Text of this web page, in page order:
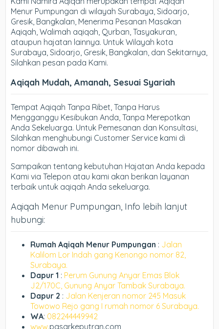
Menur Pumpungan di wilayah Surabaya, Sidoarjo,
Gresik, Bangkalan, Menerima Pesanan Masakan
Aqiqah, Walimah aqiqah, Qurban, Tasyakuran,
ataupun hajatan lainnya. Untuk Wilayah kota
Surabaya, Sidoarjo, Gresik, Bangkalan, dan Sekitarnya,
Silahkan pesan pada Kami.
Aqiqah Mudah, Amanah, Sesuai Syariah
Tempat Aqiqah Tanpa Ribet, Tanpa Harus
Mengganggu Kesibukan Anda, Tanpa Merepotkan
Anda Sekeluarga. Untuk Pemesanan dan Konsultasi,
Silahkan menghubungi Customer Service kami di
nomor dibawah ini.
Sampaikan tentang kebutuhan Hajatan Anda kepada
Kami via Telepon atau kami akan berikan layanan
terbaik untuk aqiqah Anda sekeluarga.
Aqiqah Menur Pumpungan, Info lebih lanjut
hubungi:
Rumah Aqiqah Menur Pumpungan : Jalan
Kalilom Lor Indah gang Kenongo nomor 82,
Surabaya.
Dapur 1 : Perum Gunung Anyar Emas Blok
J2/170C, Gunung Anyar Tambak Surabaya.
Dapur 2 : Jalan Kenjeran nomor 245 Masuk
Towowo Rejo gang I rumah nomor 6 Surabaya.
WA: 082244449942
www.pasarkeputran.com